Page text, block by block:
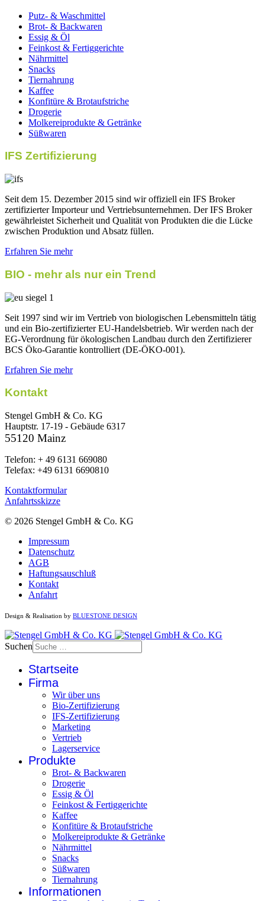
Putz- & Waschmittel
Brot- & Backwaren
Essig & Öl
Feinkost & Fertiggerichte
Nährmittel
Snacks
Tiernahrung
Kaffee
Konfitüre & Brotaufstriche
Drogerie
Molkereiprodukte & Getränke
Süßwaren
IFS Zertifizierung
Seit dem 15. Dezember 2015 sind wir offiziell ein IFS Broker
zertifizierter Importeur und Vertriebsunternehmen. Der IFS Broker
gewährleistet Sicherheit und Qualität von Produkten die die Lücke
zwischen Produktion und Absatz füllen.
Erfahren Sie mehr
BIO - mehr als nur ein Trend
Seit 1997 sind wir im Vertrieb von biologischen Lebensmitteln tätig
und ein Bio-zertifizierter EU-Handelsbetrieb. Wir werden nach der
EG-Verordnung für ökologischen Landbau durch den Zertifizierer
BCS Öko-Garantie kontrolliert (DE-ÖKO-001).
Erfahren Sie mehr
Kontakt
Stengel GmbH & Co. KG
Hauptstr. 17-19 - Gebäude 6317
55120 Mainz
Telefon: + 49 6131 669080
Telefax: +49 6131 6690810
Kontaktformular
Anfahrtsskizze
© 2026 Stengel GmbH & Co. KG
Impressum
Datenschutz
AGB
Haftungsauschluß
Kontakt
Anfahrt
Design & Realisation by BLUESTONE DESIGN
Suchen
Startseite
Firma
Wir über uns
Bio-Zertifizierung
IFS-Zertifizierung
Marketing
Vertrieb
Lagerservice
Produkte
Brot- & Backwaren
Drogerie
Essig & Öl
Feinkost & Fertiggerichte
Kaffee
Konfitüre & Brotaufstriche
Molkereiprodukte & Getränke
Nährmittel
Snacks
Süßwaren
Tiernahrung
Informationen